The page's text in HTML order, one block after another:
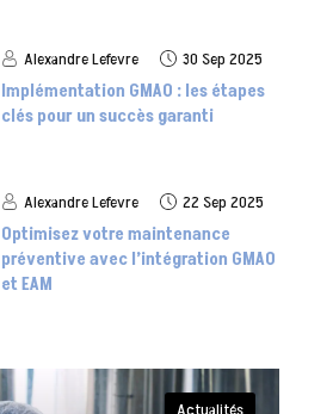
Alexandre Lefevre 30 Sep 2025
Implémentation GMAO : les étapes
clés pour un succès garanti
Alexandre Lefevre 22 Sep 2025
Optimisez votre maintenance
préventive avec l’intégration GMAO
et EAM
Actualités